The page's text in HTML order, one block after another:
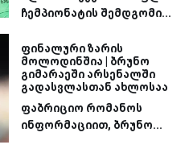
ჩემპიონატის შემდგომი...
ფინალური ზარის
მოლოდინშია | ბრუნო
გიმარაეში არსენალში
გადასვლასთან ახლოსაა
ფაბრიციო რომანოს
ინფორმაციით, ბრუნო...